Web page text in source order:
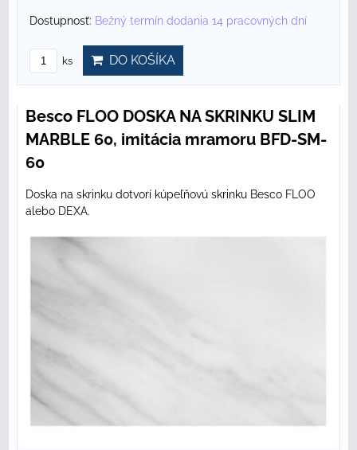
Dostupnosť: Bežný termín dodania 14 pracovných dní
ks DO KOŠÍKA
Besco FLOO DOSKA NA SKRINKU SLIM
MARBLE 60, imitácia mramoru BFD-SM-
60
Doska na skrinku dotvorí kúpeľňovú skrinku Besco FLOO
alebo DEXA.